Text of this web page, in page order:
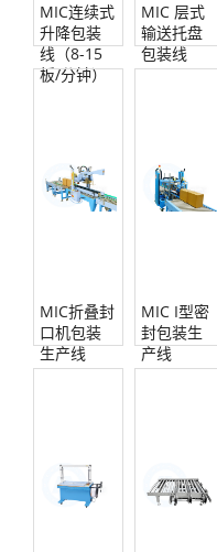
MIC连续式
升降包装
线（8-15
板/分钟）
MIC 层式
输送托盘
包装线
MIC折叠封
口机包装
生产线
MIC I型密
封包装生
产线